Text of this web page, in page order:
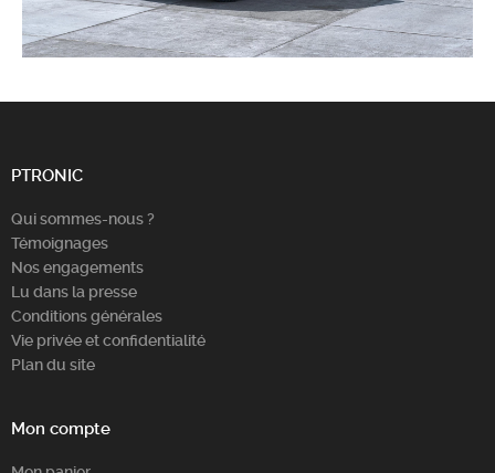
PTRONIC
Qui sommes-nous ?
Témoignages
Nos engagements
Lu dans la presse
Conditions générales
Vie privée et confidentialité
Plan du site
Mon compte